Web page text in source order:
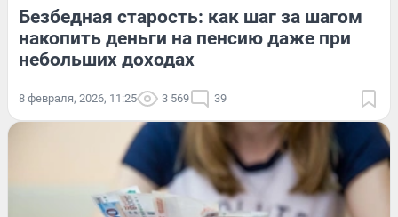
Безбедная старость: как шаг за шагом
накопить деньги на пенсию даже при
небольших доходах
8 февраля, 2026, 11:25 3 569 39